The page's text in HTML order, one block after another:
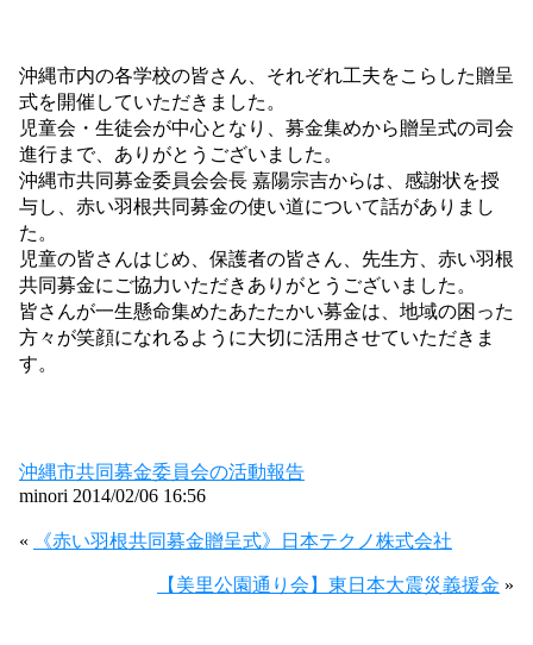
沖縄市内の各学校の皆さん、それぞれ工夫をこらした贈呈
式を開催していただきました。
児童会・生徒会が中心となり、募金集めから贈呈式の司会
進行まで、ありがとうございました。
沖縄市共同募金委員会会長 嘉陽宗吉からは、感謝状を授
与し、赤い羽根共同募金の使い道について話がありまし
た。
児童の皆さんはじめ、保護者の皆さん、先生方、赤い羽根
共同募金にご協力いただきありがとうございました。
皆さんが一生懸命集めたあたたかい募金は、地域の困った
方々が笑顔になれるように大切に活用させていただきま
す。
沖縄市共同募金委員会の活動報告
minori 2014/02/06 16:56
« 《赤い羽根共同募金贈呈式》日本テクノ株式会社
【美里公園通り会】東日本大震災義援金 »